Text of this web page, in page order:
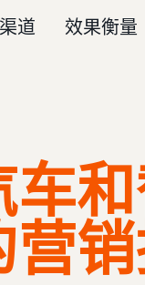
道 效果衡量
营